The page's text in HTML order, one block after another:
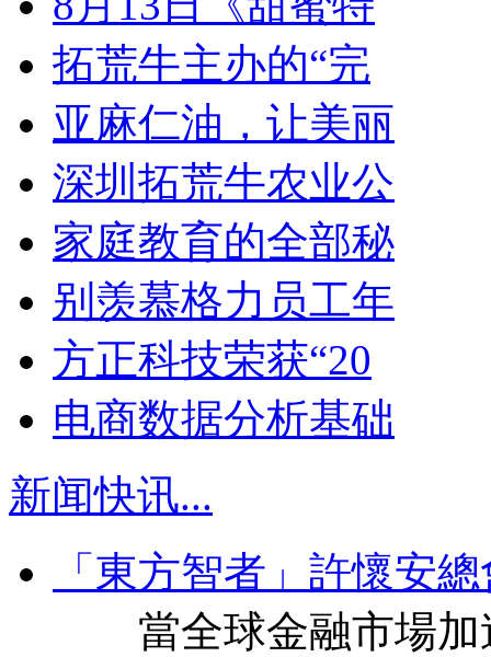
拓荒牛主办的“完
亚麻仁油，让美丽
深圳拓荒牛农业公
家庭教育的全部秘
别羡慕格力员工年
方正科技荣获“20
电商数据分析基础
新闻快讯...
「東方智者」許懷安
當全球金融市場加